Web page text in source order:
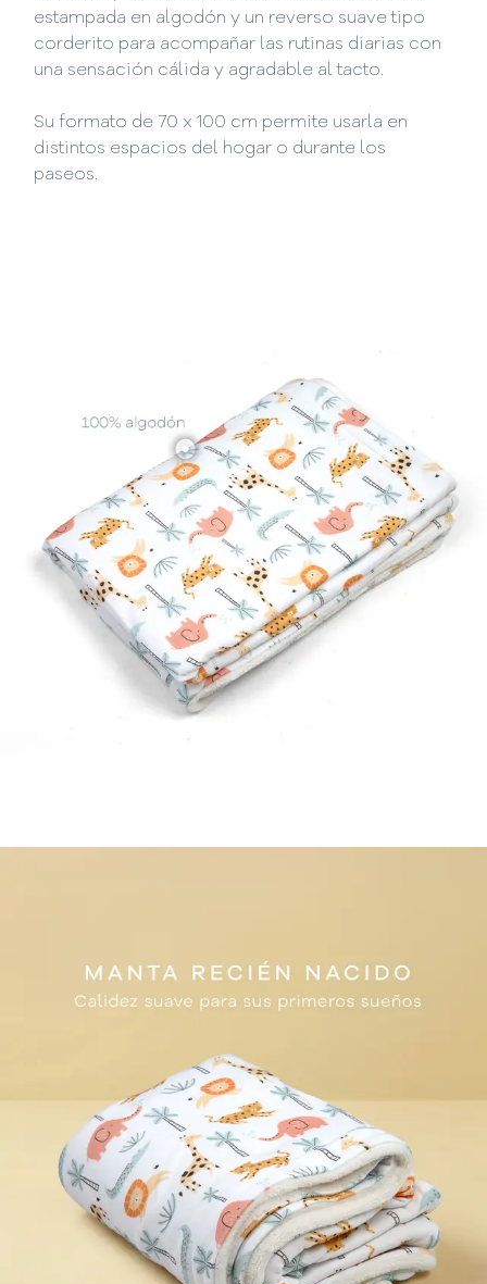
estampada en algodón y un reverso suave tipo
corderito para acompañar las rutinas diarias con
una sensación cálida y agradable al tacto.
Su formato de 70 x 100 cm permite usarla en
distintos espacios del hogar o durante los
paseos.